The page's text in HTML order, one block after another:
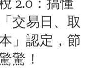
2.0：搞懂
交易日、取
」認定，節
驚！